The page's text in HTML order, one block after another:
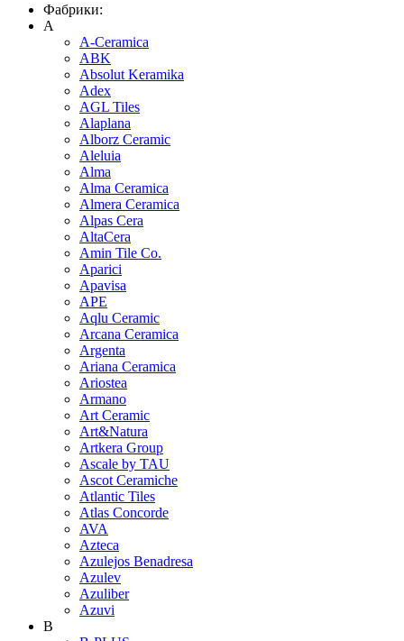
Фабрики:
A
A-Ceramica
ABK
Absolut Keramika
Adex
AGL Tiles
Alaplana
Alborz Ceramic
Aleluia
Alma
Alma Ceramica
Almera Ceramica
Alpas Cera
AltaCera
Amin Tile Co.
Aparici
Apavisa
APE
Aqlu Ceramic
Arcana Ceramica
Argenta
Ariana Ceramica
Ariostea
Armano
Art Ceramic
Art&Natura
Artkera Group
Ascale by TAU
Ascot Ceramiche
Atlantic Tiles
Atlas Concorde
AVA
Azteca
Azulejos Benadresa
Azulev
Azuliber
Azuvi
B